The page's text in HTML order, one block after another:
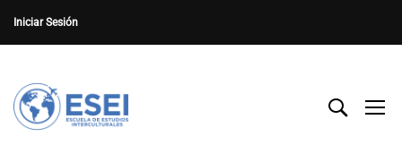
Iniciar Sesión